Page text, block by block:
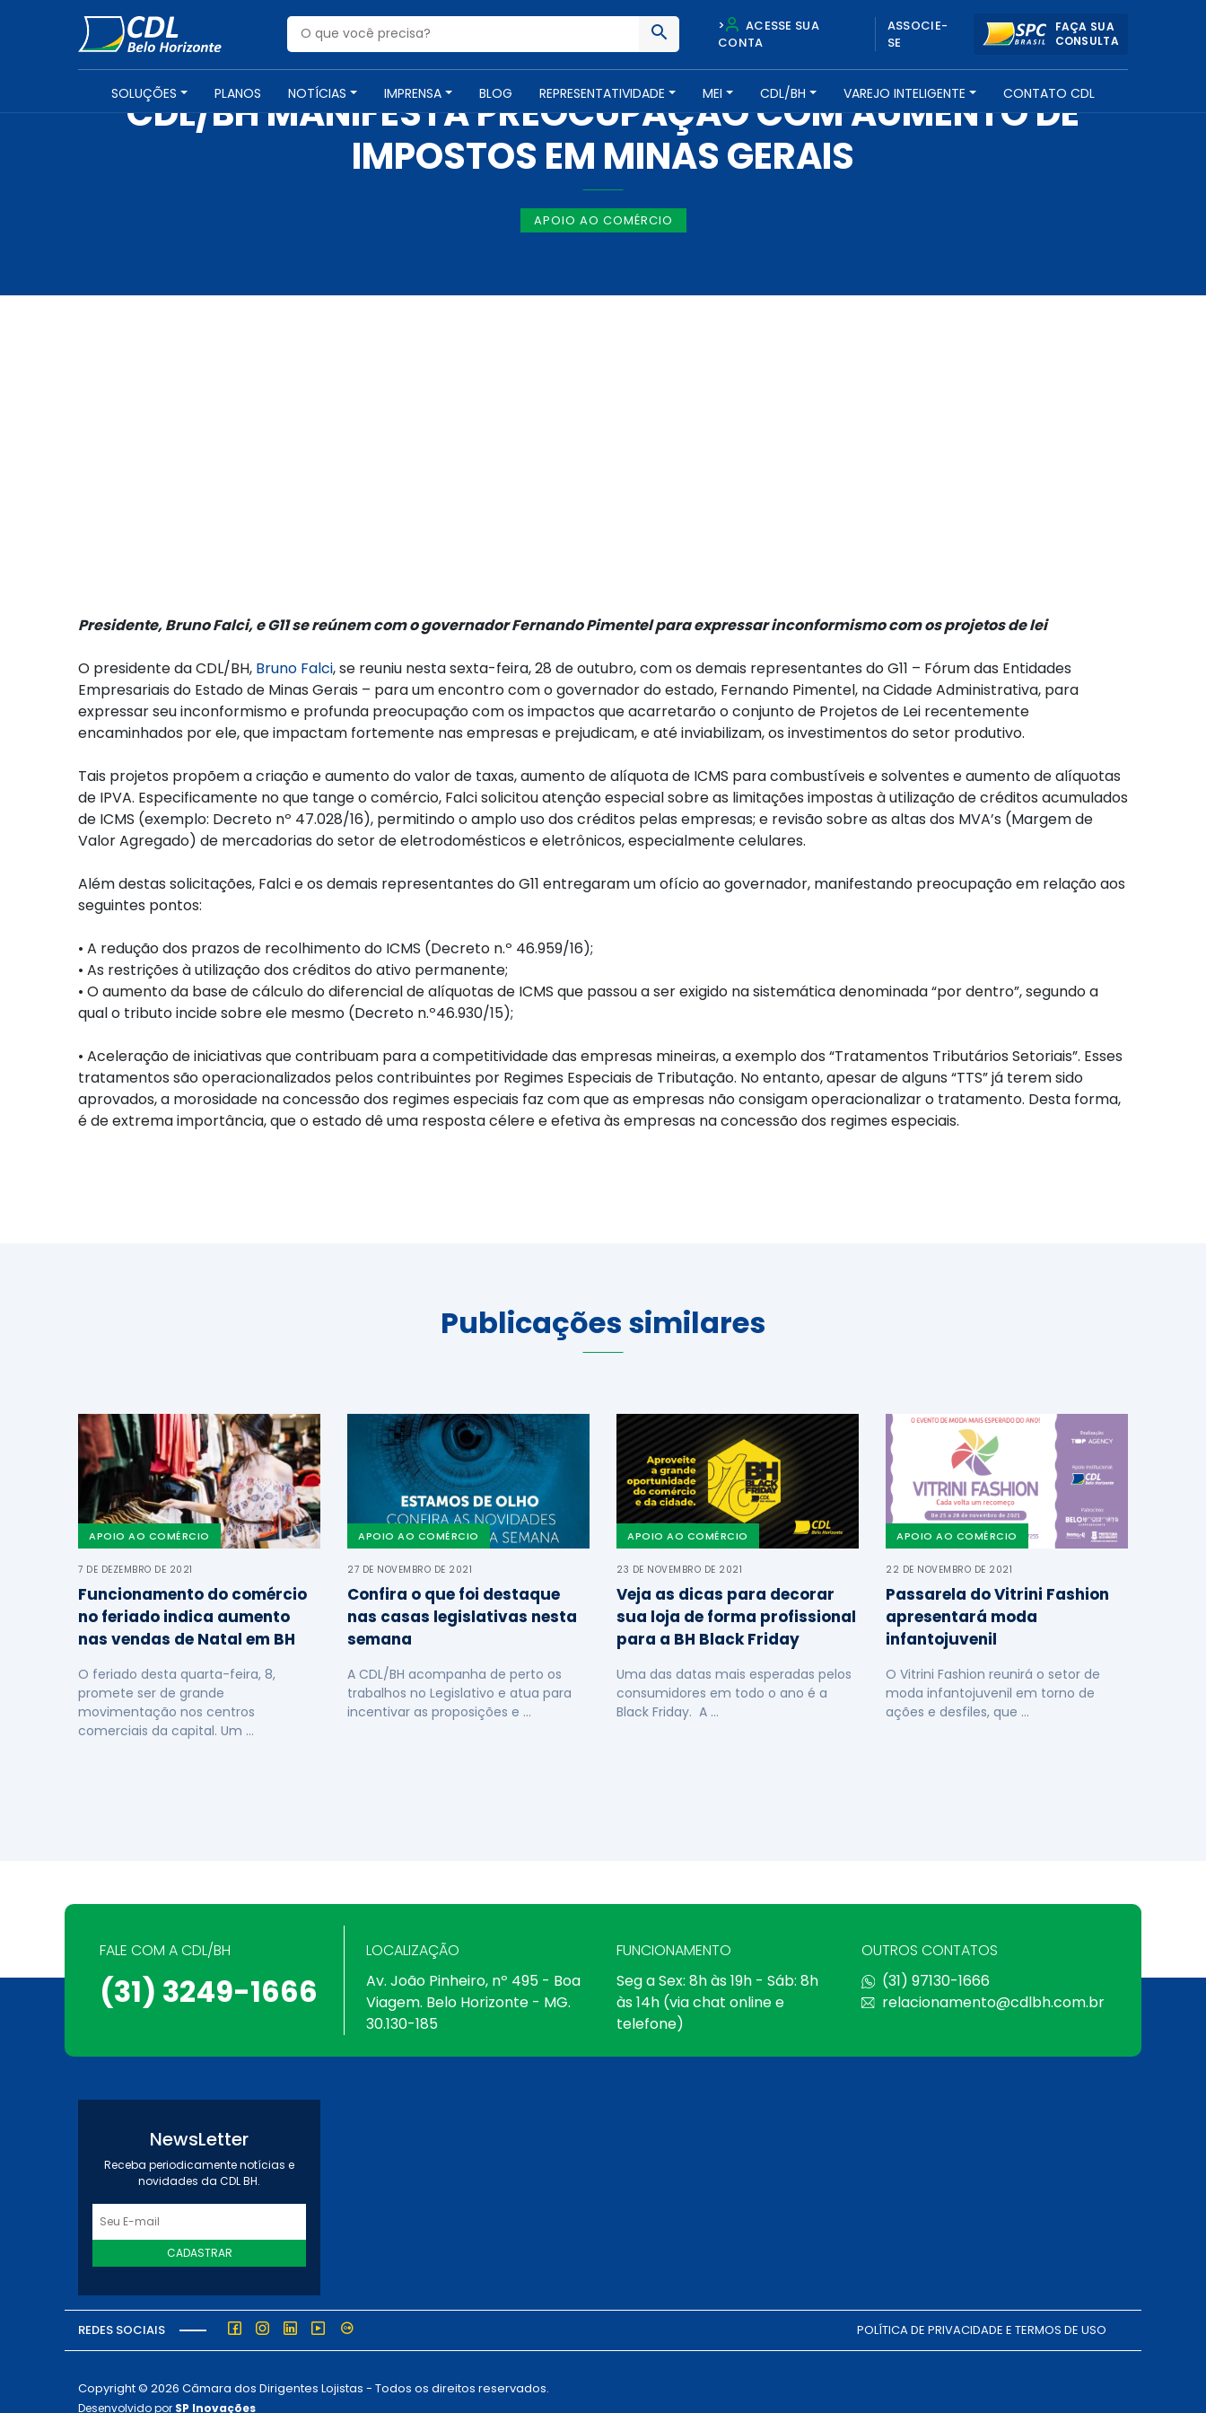
>
ACESSE SUA
CONTA
ASSOCIE-
SE
FAÇA SUA
CONSULTA
SOLUÇÕES PLANOS NOTÍCIAS IMPRENSA BLOG REPRESENTATIVIDADE MEI CDL/BH VAREJO INTELIGENTE CONTATO CDL
NOTÍCIAS -28 DE OUTUBRO DE 2016
CDL/BH MANIFESTA PREOCUPAÇÃO COM AUMENTO DE
IMPOSTOS EM MINAS GERAIS
APOIO AO COMÉRCIO
Presidente, Bruno Falci, e G11 se reúnem com o governador Fernando Pimentel para expressar inconformismo com os projetos de lei
O presidente da CDL/BH, Bruno Falci, se reuniu nesta sexta-feira, 28 de outubro, com os demais representantes do G11 – Fórum das Entidades
Empresariais do Estado de Minas Gerais – para um encontro com o governador do estado, Fernando Pimentel, na Cidade Administrativa, para
expressar seu inconformismo e profunda preocupação com os impactos que acarretarão o conjunto de Projetos de Lei recentemente
encaminhados por ele, que impactam fortemente nas empresas e prejudicam, e até inviabilizam, os investimentos do setor produtivo.
Tais projetos propõem a criação e aumento do valor de taxas, aumento de alíquota de ICMS para combustíveis e solventes e aumento de alíquotas
de IPVA. Especificamente no que tange o comércio, Falci solicitou atenção especial sobre as limitações impostas à utilização de créditos acumulados
de ICMS (exemplo: Decreto nº 47.028/16), permitindo o amplo uso dos créditos pelas empresas; e revisão sobre as altas dos MVA’s (Margem de
Valor Agregado) de mercadorias do setor de eletrodomésticos e eletrônicos, especialmente celulares.
Além destas solicitações, Falci e os demais representantes do G11 entregaram um ofício ao governador, manifestando preocupação em relação aos
seguintes pontos:
• A redução dos prazos de recolhimento do ICMS (Decreto n.º 46.959/16);
• As restrições à utilização dos créditos do ativo permanente;
• O aumento da base de cálculo do diferencial de alíquotas de ICMS que passou a ser exigido na sistemática denominada “por dentro”, segundo a
qual o tributo incide sobre ele mesmo (Decreto n.º46.930/15);
• Aceleração de iniciativas que contribuam para a competitividade das empresas mineiras, a exemplo dos “Tratamentos Tributários Setoriais”. Esses
tratamentos são operacionalizados pelos contribuintes por Regimes Especiais de Tributação. No entanto, apesar de alguns “TTS” já terem sido
aprovados, a morosidade na concessão dos regimes especiais faz com que as empresas não consigam operacionalizar o tratamento. Desta forma,
é de extrema importância, que o estado dê uma resposta célere e efetiva às empresas na concessão dos regimes especiais.
Publicações similares
APOIO AO COMÉRCIO
7 DE DEZEMBRO DE 2021
Funcionamento do comércio
no feriado indica aumento
nas vendas de Natal em BH
O feriado desta quarta-feira, 8,
promete ser de grande
movimentação nos centros
comerciais da capital. Um …
APOIO AO COMÉRCIO
27 DE NOVEMBRO DE 2021
Confira o que foi destaque
nas casas legislativas nesta
semana
A CDL/BH acompanha de perto os
trabalhos no Legislativo e atua para
incentivar as proposições e …
APOIO AO COMÉRCIO
23 DE NOVEMBRO DE 2021
Veja as dicas para decorar
sua loja de forma profissional
para a BH Black Friday
Uma das datas mais esperadas pelos
consumidores em todo o ano é a
Black Friday. A …
APOIO AO COMÉRCIO
22 DE NOVEMBRO DE 2021
Passarela do Vitrini Fashion
apresentará moda
infantojuvenil
O Vitrini Fashion reunirá o setor de
moda infantojuvenil em torno de
ações e desfiles, que …
FALE COM A CDL/BH
(31) 3249-1666
LOCALIZAÇÃO
Av. João Pinheiro, nº 495 - Boa
Viagem. Belo Horizonte - MG.
30.130-185
FUNCIONAMENTO
Seg a Sex: 8h às 19h - Sáb: 8h
às 14h (via chat online e
telefone)
OUTROS CONTATOS
(31) 97130-1666
relacionamento@cdlbh.com.br
NewsLetter
Receba periodicamente notícias e
novidades da CDL BH.
CADASTRAR
REDES SOCIAIS POLÍTICA DE PRIVACIDADE E TERMOS DE USO
Copyright © 2026 Câmara dos Dirigentes Lojistas - Todos os direitos reservados.
Desenvolvido por SP Inovações